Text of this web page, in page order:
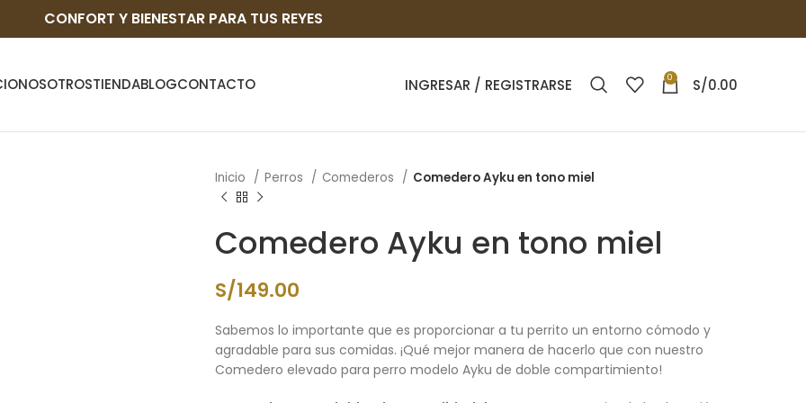
CONFORT Y BIENESTAR PARA TUS REYES
NOSOTROSTIENDABLOGCONTACTO INGRESAR / REGISTRARSE 0 S/0.00
Inicio Perros Comederos Comedero Ayku en tono miel
Comedero Ayku en tono miel
S/149.00
Sabemos lo importante que es proporcionar a tu perrito un entorno cómodo y
agradable para sus comidas. ¡Qué mejor manera de hacerlo que con nuestro
Comedero elevado para perro modelo Ayku de doble compartimiento!